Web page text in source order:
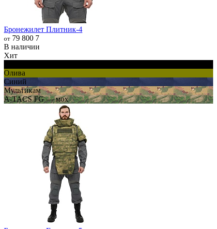
Бронежилет Плитник-4
от 79 800 7
В наличии
Хит
Олива
Синий
Мультикам
A-TACS FG — мох